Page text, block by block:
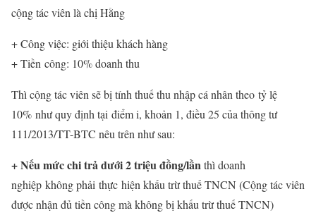
cộng tác viên là chị Hằng
+ Công việc: giới thiệu khách hàng
+ Tiền công: 10% doanh thu
Thì cộng tác viên sẽ bị tính thuế thu nhập cá nhân theo tỷ lệ
10% như quy định tại điểm i, khoản 1, điều 25 của thông tư
111/2013/TT-BTC nêu trên như sau:
+ Nếu mức chi trả dưới 2 triệu đồng/lầnthì doanh
nghiệp không phải thực hiện khấu trừ thuế TNCN (Cộng tác viên
được nhận đủ tiền công mà không bị khấu trừ thuế TNCN)